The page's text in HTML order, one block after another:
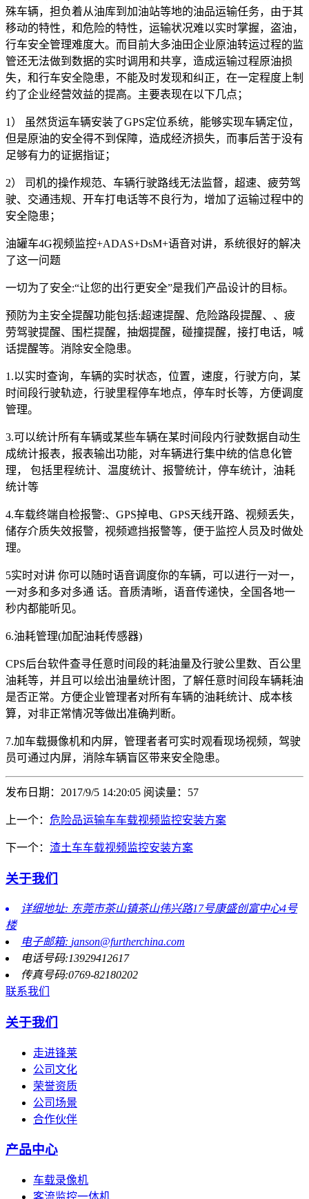
殊车辆，担负着从油库到加油站等地的油品运输任务，由于其
移动的特性，和危险的特性，运输状况难以实时掌握，盗油，
行车安全管理难度大。而目前大多油田企业原油转运过程的监
管还无法做到数据的实时调用和共享，造成运输过程原油损
失，和行车安全隐患，不能及时发现和纠正，在一定程度上制
约了企业经营效益的提高。主要表现在以下几点；
1） 虽然货运车辆安装了GPS定位系统，能够实现车辆定位，
但是原油的安全得不到保障，造成经济损失，而事后苦于没有
足够有力的证据指证；
2） 司机的操作规范、车辆行驶路线无法监督，超速、疲劳驾
驶、交通违规、开车打电话等不良行为，增加了运输过程中的
安全隐患；
油罐车4G视频监控+ADAS+DsM+语音对讲，系统很好的解决
了这一问题
一切为了安全:“让您的出行更安全”是我们产品设计的目标。
预防为主安全提醒功能包括:超速提醒、危险路段提醒、、疲
劳驾驶提醒、围栏提醒，抽烟提醒，碰撞提醒，接打电话，喊
话提醒等。消除安全隐患。
1.以实时查询，车辆的实时状态，位置，速度，行驶方向，某
时间段行驶轨迹，行驶里程停车地点，停车时长等，方便调度
管理。
3.可以统计所有车辆或某些车辆在某时间段内行驶数据自动生
成统计报表，报表输出功能，对车辆进行集中统的信息化管
理， 包括里程统计、温度统计、报警统计，停车统计，油耗
统计等
4.车载终端自检报警:、GPS掉电、GPS天线开路、视频丢失，
储存介质失效报警，视频遮挡报警等，便于监控人员及时做处
理。
5实时对讲 你可以随时语音调度你的车辆，可以进行一对一，
一对多和多对多通 话。音质清晰，语音传递快，全国各地一
秒内都能听见。
6.油耗管理(加配油耗传感器)
CPS后台软件查寻任意时间段的耗油量及行驶公里数、百公里
油耗等，并且可以绘出油量统计图，了解任意时间段车辆耗油
是否正常。方便企业管理者对所有车辆的油耗统计、成本核
算，对非正常情况等做出准确判断。
7.加车载摄像机和内屏，管理者者可实时观看现场视频，驾驶
员可通过内屏，消除车辆盲区带来安全隐患。
发布日期：2017/9/5 14:20:05 阅读量： 57
上一个： 危险品运输车车载视频监控安装方案
下一个： 渣土车车载视频监控安装方案
关于我们
详细地址: 东莞市茶山镇茶山伟兴路17号康盛创富中心4号
楼
电子邮箱: janson@furtherchina.com
电话号码:13929412617
传真号码:0769-82180202
联系我们
关于我们
走进锋莱
公司文化
荣誉资质
公司场景
合作伙伴
产品中心
车载录像机